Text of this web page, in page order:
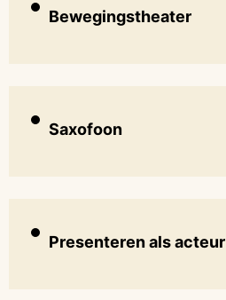
Bewegingstheater
Saxofoon
Presenteren als acteur